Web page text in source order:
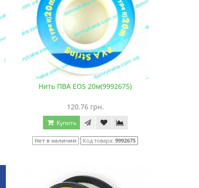
Нить ПВА EOS 20м(9992675)
120.76 грн.
Купить
Нет в наличии Код товара:9992675